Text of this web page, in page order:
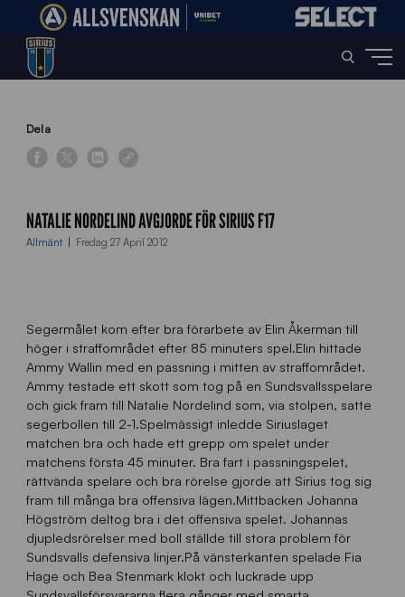
Home»
Dela
NATALIE NORDELIND AVGJORDE FÖR SIRIUS F17
Allmänt Fredag 27 April 2012
Segermålet kom efter bra förarbete av Elin Åkerman till
höger i straffområdet efter 85 minuters spel.Elin hittade
Ammy Wallin med en passning i mitten av straffområdet.
Ammy testade ett skott som tog på en Sundsvallsspelare
och gick fram till Natalie Nordelind som, via stolpen, satte
segerbollen till 2-1.Spelmässigt inledde Siriuslaget
matchen bra och hade ett grepp om spelet under
matchens första 45 minuter. Bra fart i passningspelet,
rättvända spelare och bra rörelse gjorde att Sirius tog sig
fram till många bra offensiva lägen.Mittbacken Johanna
Högström deltog bra i det offensiva spelet. Johannas
djupledsrörelser med boll ställde till stora problem för
Sundsvalls defensiva linjer.På vänsterkanten spelade Fia
Hage och Bea Stenmark klokt och luckrade upp